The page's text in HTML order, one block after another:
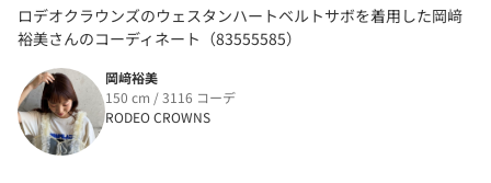
ロデオクラウンズのウェスタンハートベルトサボを着用した岡﨑
裕美さんのコーディネート（83555585）
岡﨑裕美
150 cm / 3116 コーデ
RODEO CROWNS